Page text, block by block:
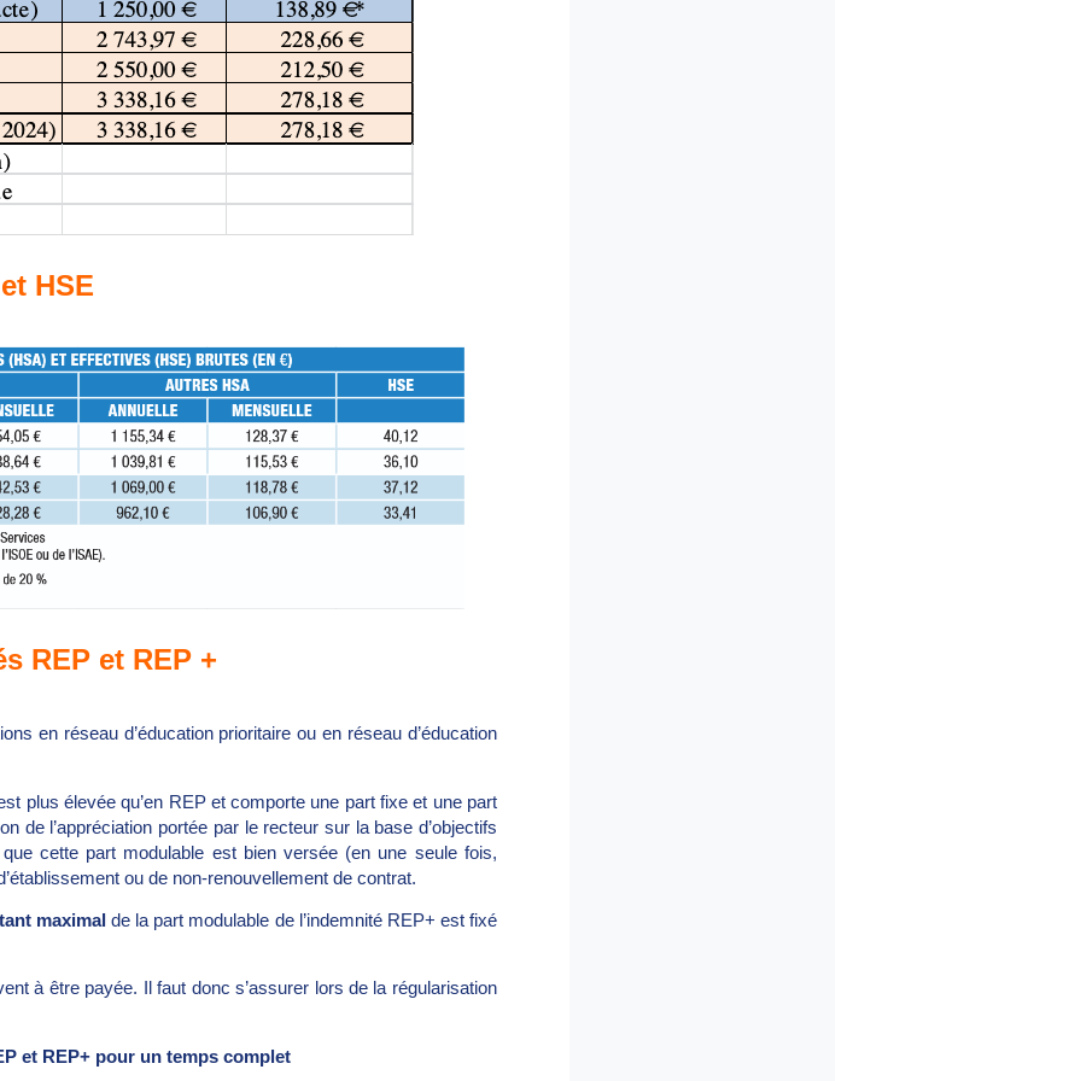
HSE
REP et REP +
en réseau d’éducation prioritaire ou en réseau d’éducation
plus élevée qu’en REP et comporte une part fixe et une part
de l’appréciation portée par le recteur sur la base d’objectifs
cette part modulable est bien versée (en une seule fois,
ou de non-renouvellement de contrat.
maximalde la part modulable de l’indemnité REP+ est fixé
à être payée. Il faut donc s’assurer lors de la régularisation
et REP+ pour un temps complet